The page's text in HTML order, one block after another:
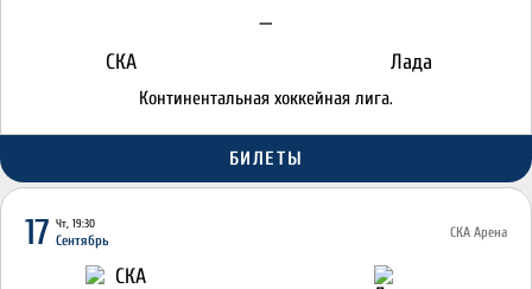
СКА
—
Лада
Континентальная хоккейная лига.
БИЛЕТЫ
17 Чт, 19:30
Сентябрь СКА Арена